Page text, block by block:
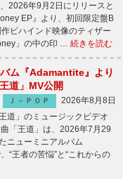
2026年9月2日にリリースと
EP』より、初回限定盤B
ビハインド映像のティザー
」の中の印 … 続きを読む
ム『Adamantite』より
道」MV公開
Ｊ－ＰＯＰ
2026年8月8日
道」のミュージックビデオ
「王道」は、2026年7月29
ニューミニアルバム
“王者の苦悩”と“これからの